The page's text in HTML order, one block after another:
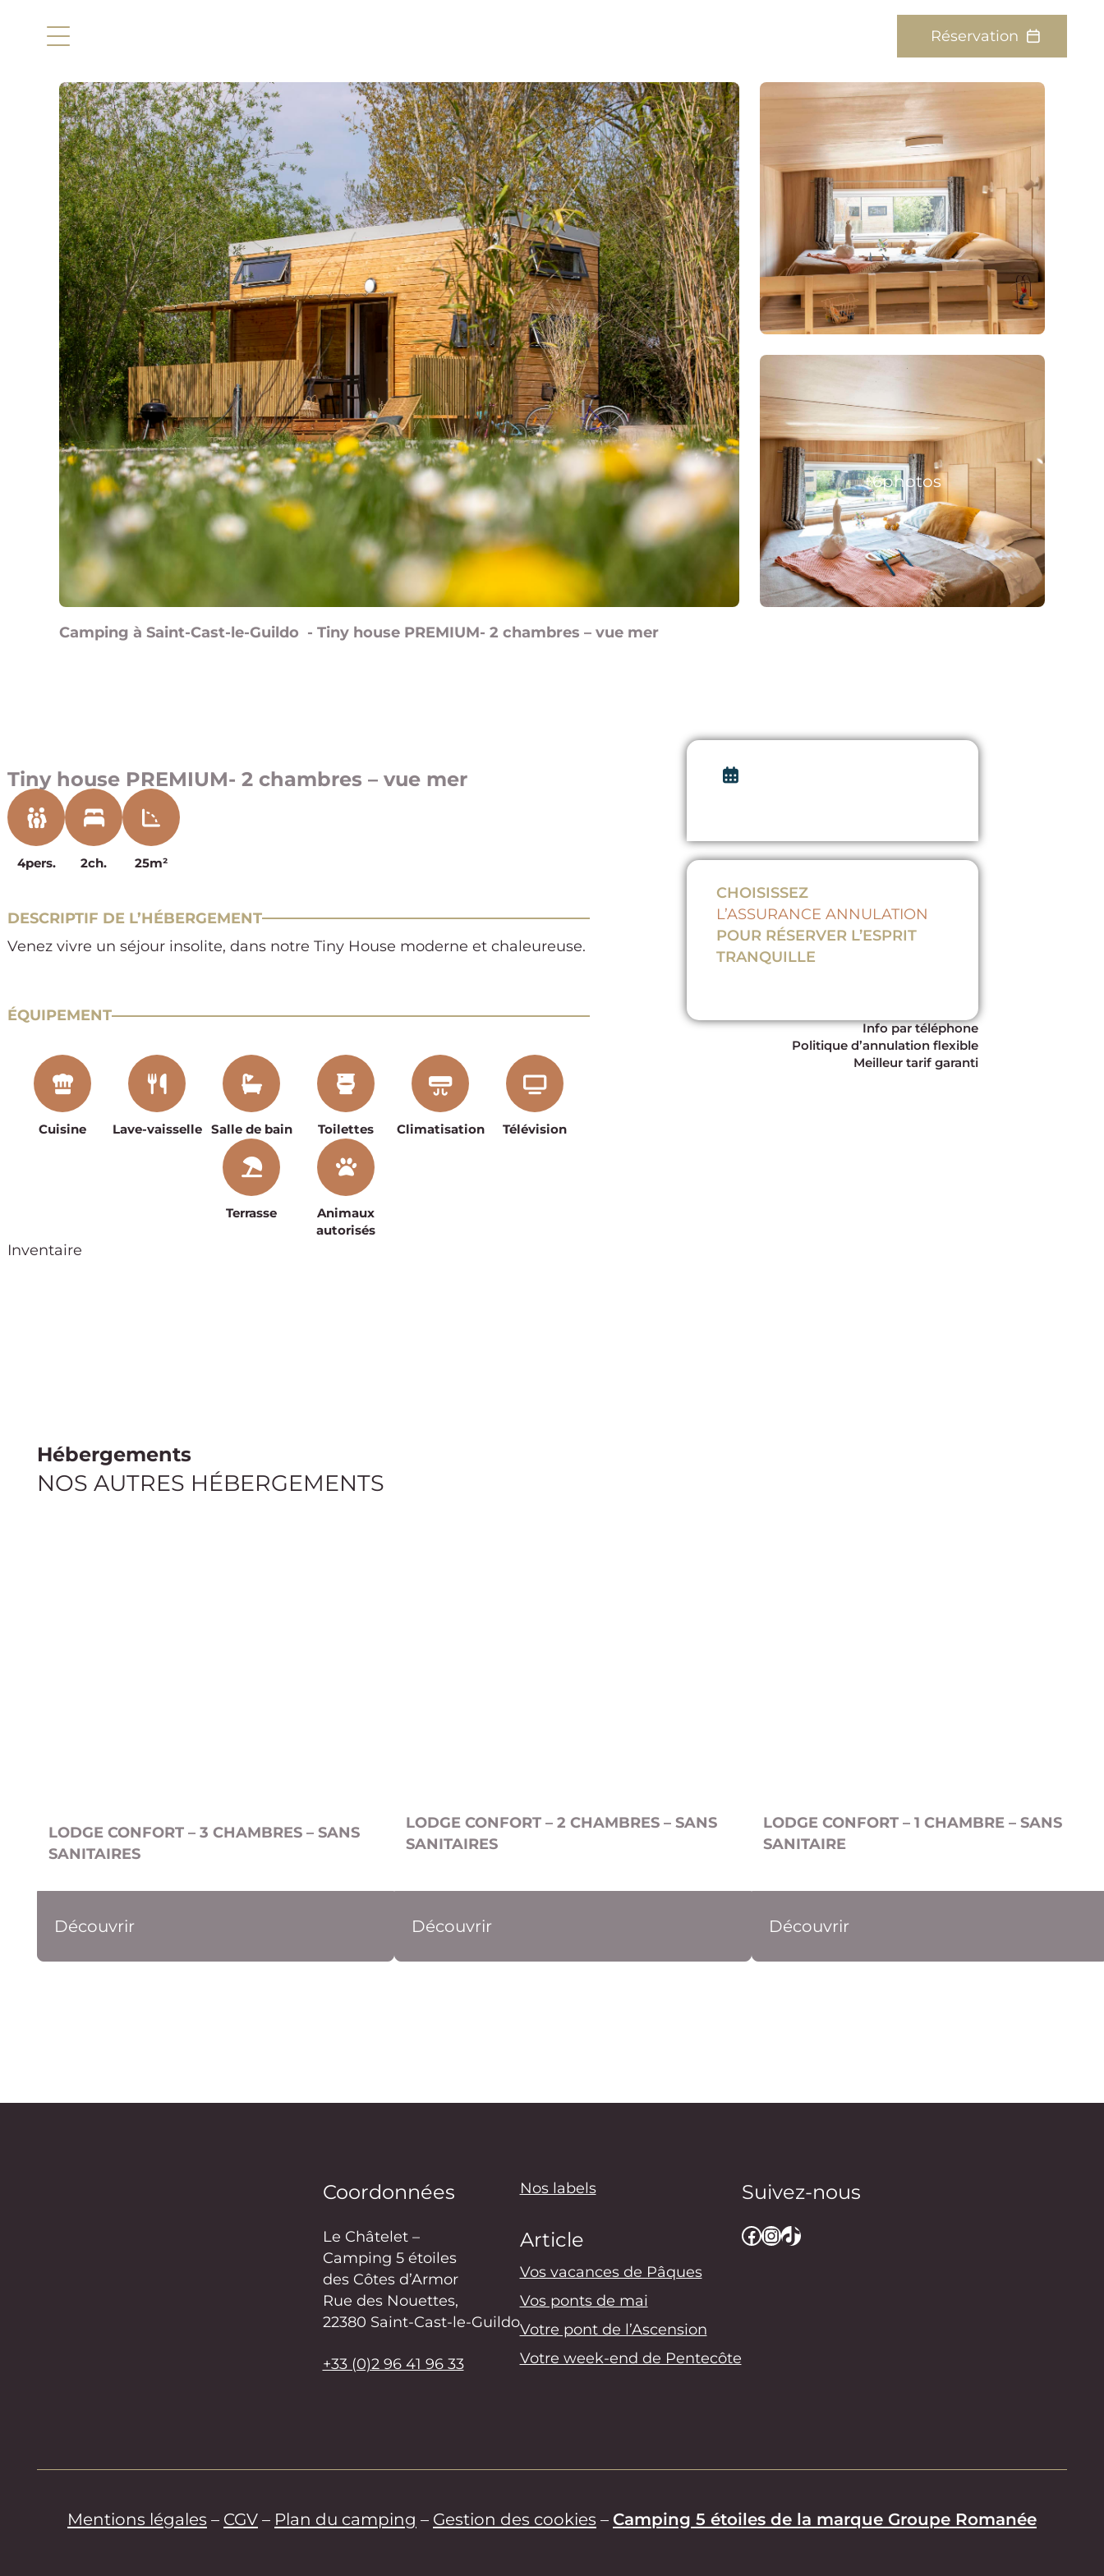
Réservation
+6photos
Camping à Saint-Cast-le-Guildo Tiny house PREMIUM- 2 chambres – vue mer
Tiny house PREMIUM- 2 chambres – vue mer
4pers. 2ch. 25m²
DESCRIPTIF DE L’HÉBERGEMENT
Venez vivre un séjour insolite, dans notre Tiny House moderne et chaleureuse.
ÉQUIPEMENT
Cuisine Lave-vaisselle Salle de bain Toilettes Climatisation Télévision
Terrasse
Animaux
autorisés
Inventaire
CHOISISSEZ
L’ASSURANCE ANNULATION
POUR RÉSERVER L’ESPRIT
TRANQUILLE
Info par téléphone
Politique d’annulation flexible
Meilleur tarif garanti
Hébergements
NOS AUTRES HÉBERGEMENTS
LODGE CONFORT – 3 CHAMBRES – SANS
SANITAIRES
Découvrir
LODGE CONFORT – 2 CHAMBRES – SANS
SANITAIRES
Découvrir
LODGE CONFORT – 1 CHAMBRE – SANS
SANITAIRE
Découvrir
Coordonnées
Le Châtelet –
Camping 5 étoiles
des Côtes d’Armor
Rue des Nouettes,
22380 Saint-Cast-le-Guildo
+33 (0)2 96 41 96 33
Nos labels
Article
Vos vacances de Pâques
Vos ponts de mai
Votre pont de l’Ascension
Votre week-end de Pentecôte
Suivez-nous
Facebook InstagramTikTok
Mentions légales – CGV – Plan du camping – Gestion des cookies – Camping 5 étoiles de la marque Groupe Romanée